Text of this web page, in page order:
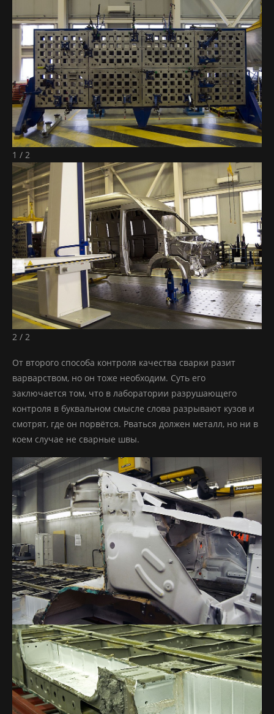
1 / 2
2 / 2
От второго способа контроля качества сварки разит
варварством, но он тоже необходим. Суть его
заключается том, что в лаборатории разрушающего
контроля в буквальном смысле слова разрывают кузов и
смотрят, где он порвётся. Рваться должен металл, но ни в
коем случае не сварные швы.